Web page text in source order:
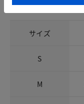
サイズ詳細
サイズ
S
M